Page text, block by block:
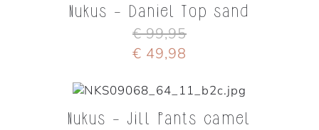
Nukus - Daniel Top sand
€ 99,95
€ 49,98
Nukus - Jill Pants camel